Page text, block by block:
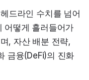
드라인 수치를 넘어
어떻게 흘러들어가
, 자산 배분 전략,
금융(DeFi)의 진화